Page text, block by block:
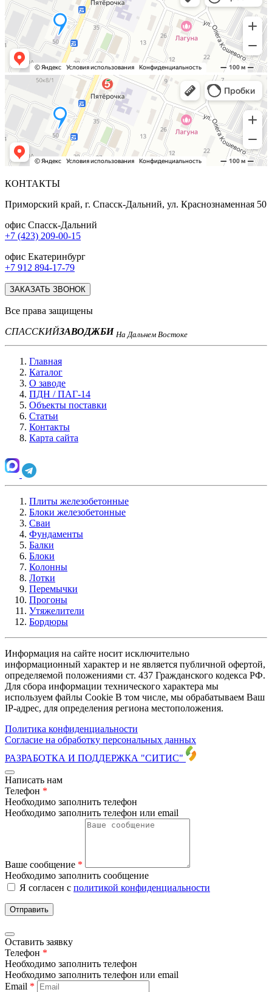
КОНТАКТЫ
Приморский край, г. Спасск-Дальний, ул. Краснознаменная 50
офис Спасск-Дальний
+7 (423) 209-00-15
офис Екатеринбург
+7 912 894-17-79
ЗАКАЗАТЬ ЗВОНОК
Все права защищены
СПАССКИЙЗАВОДЖБИ На Дальнем Востоке
Главная
Каталог
О заводе
ПДН / ПАГ-14
Объекты поставки
Статьи
Контакты
Карта сайта
Плиты железобетонные
Блоки железобетонные
Сваи
Фундаменты
Балки
Блоки
Колонны
Лотки
Перемычки
Прогоны
Утяжелители
Бордюры
Информация на сайте носит исключительно
информационный характер и не является публичной офертой,
определяемой положениями ст. 437 Гражданского кодекса РФ.
Для сбора информации технического характера мы
используем файлы Cookie В том числе, мы обрабатываем Ваш
IP-адрес, для определения региона местоположения.
Политика конфиденциальности
Согласие на обработку персональных данных
РАЗРАБОТКА И ПОДДЕРЖКА "СИТИС"
Написать нам
Телефон *
Необходимо заполнить телефон
Необходимо заполнить телефон или email
Ваше сообщение *
Необходимо заполнить сообщение
Я согласен с политикой конфиденциальности
Отправить
Оставить заявку
Телефон *
Необходимо заполнить телефон
Необходимо заполнить телефон или email
Email *